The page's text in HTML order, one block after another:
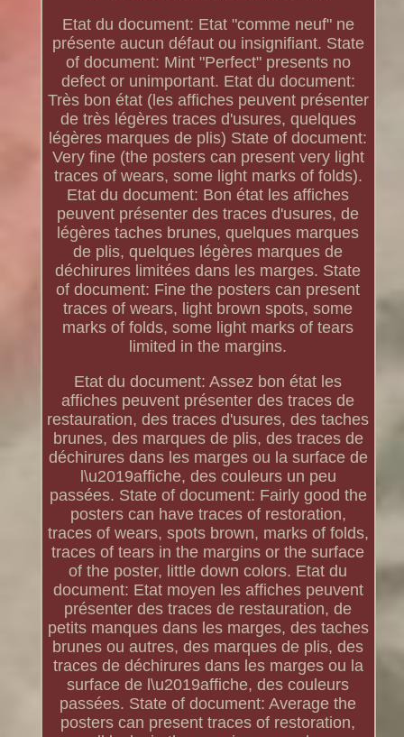
Etat du document: Etat "comme neuf" ne
présente aucun défaut ou insignifiant. State
of document: Mint "Perfect" presents no
defect or unimportant. Etat du document:
Très bon état (les affiches peuvent présenter
de très légères traces d'usures, quelques
légères marques de plis) State of document:
Very fine (the posters can present very light
traces of wears, some light marks of folds).
Etat du document: Bon état les affiches
peuvent présenter des traces d'usures, de
légères taches brunes, quelques marques
de plis, quelques légères marques de
déchirures limitées dans les marges. State
of document: Fine the posters can present
traces of wears, light brown spots, some
marks of folds, some light marks of tears
limited in the margins.
Etat du document: Assez bon état les
affiches peuvent présenter des traces de
restauration, des traces d'usures, des taches
brunes, des marques de plis, des traces de
déchirures dans les marges ou la surface de
l\u2019affiche, des couleurs un peu
passées. State of document: Fairly good the
posters can have traces of restoration,
traces of wears, spots brown, marks of folds,
traces of tears in the margins or the surface
of the poster, little down colors. Etat du
document: Etat moyen les affiches peuvent
présenter des traces de restauration, de
petits manques dans les marges, des taches
brunes ou autres, des marques de plis, des
traces de déchirures dans les marges ou la
surface de l\u2019affiche, des couleurs
passées. State of document: Average the
posters can present traces of restoration,